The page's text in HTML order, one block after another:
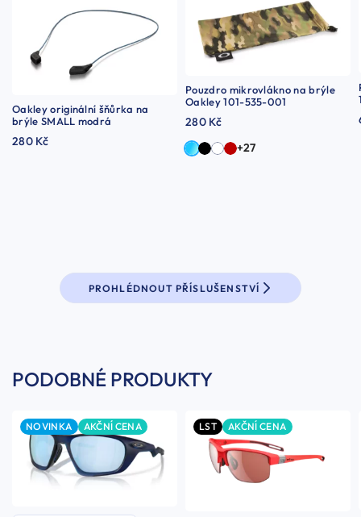
Oakley originální šňůrka na
brýle SMALL modrá
280 Kč
Pouzdro mikrovlákno na brýle
Oakley 101-535-001
280 Kč
+27
PROHLÉDNOUT PŘÍSLUŠENSTVÍ
PODOBNÉ PRODUKTY
NOVINKA AKČNÍ CENA LST AKČNÍ CENA